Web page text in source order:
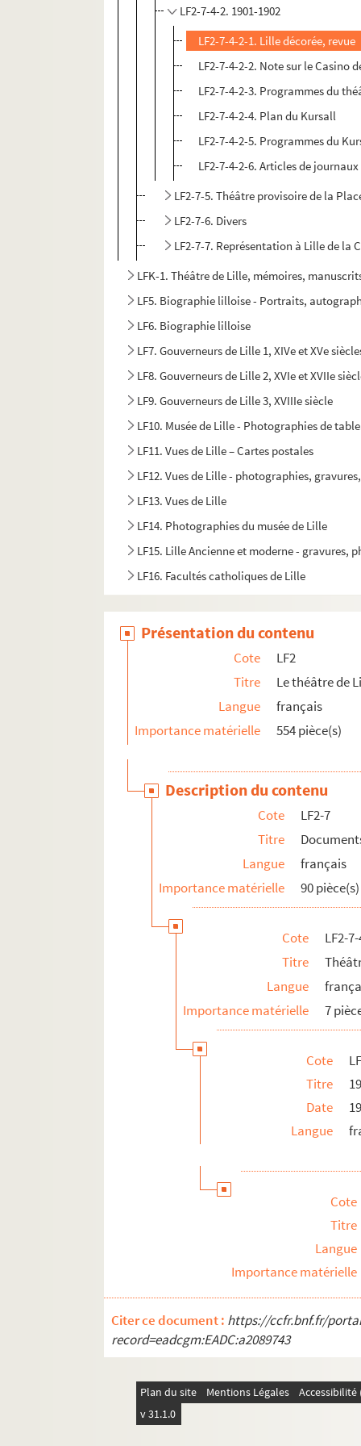
LF2-7-4-2. 1901-1902
LF2-7-4-2-1. Lille décorée, revue
LF2-7-4-2-2. Note sur le Casino
LF2-7-4-2-3. Programmes du
LF2-7-4-2-4. Plan du Kursall
LF2-7-4-2-5. Programmes du
LF2-7-4-2-6. Articles de journaux
LF2-7-5. Théâtre provisoire de la
LF2-7-6. Divers
LF2-7-7. Représentation à Lille de la
LFK-1. Théâtre de Lille, mémoires,
LF5. Biographie lilloise - Portraits,
LF6. Biographie lilloise
LF7. Gouverneurs de Lille 1, XIVe et XVe
LF8. Gouverneurs de Lille 2, XVIe et XVIIe
LF9. Gouverneurs de Lille 3, XVIIIe siècle
LF10. Musée de Lille - Photographies de
LF11. Vues de Lille – Cartes postales
LF12. Vues de Lille - photographies,
LF13. Vues de Lille
LF14. Photographies du musée de Lille
LF15. Lille Ancienne et moderne - gravures,
LF16. Facultés catholiques de Lille
LF18. Brochures sur la musique à Lille
LF19. Musique à Lille
LF20. Articles extraits de journaux, histoire
LF21. Notes sur Lille et la région (1708-1912)
LF22. Lille - Ephémérides et notes
LF24. Vues d'Athènes prises en 1905
LF25. Photographies Beaux-Arts
LF28. Galerie de portraits d'artistes lyriques
Présentation du contenu
Cote
LF2
Titre
Le théâtre de
Langue
français
Importance matérielle
554 pièce(s)
Description du contenu
Cote
LF2-7
Titre
Langue
français
Importance matérielle
90 pièce(s)
Cote
LF2-
Titre
Langue
Importance matérielle
7
Cote
Titre
Date
Langue
Cote
Titre
Langue
Importance matérielle
Citer ce document : https://ccfr.bnf.fr/
record=eadcgm:EADC:a2089743
Plan du site Mentions Légales
v 31.1.0